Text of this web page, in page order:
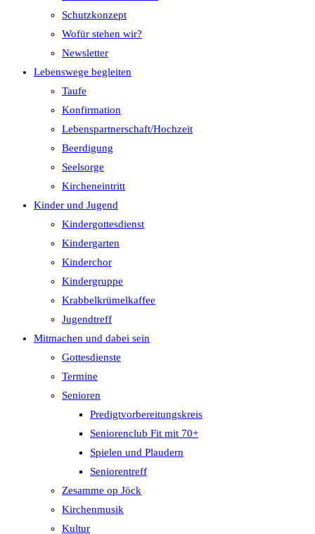
Schutzkonzept
Wofür stehen wir?
Newsletter
Lebenswege begleiten
Taufe
Konfirmation
Lebenspartnerschaft/Hochzeit
Beerdigung
Seelsorge
Kircheneintritt
Kinder und Jugend
Kindergottesdienst
Kindergarten
Kinderchor
Kindergruppe
Krabbelkrümelkaffee
Jugendtreff
Mitmachen und dabei sein
Gottesdienste
Termine
Senioren
Predigtvorbereitungskreis
Seniorenclub Fit mit 70+
Spielen und Plaudern
Seniorentreff
Zesamme op Jöck
Kirchenmusik
Kultur